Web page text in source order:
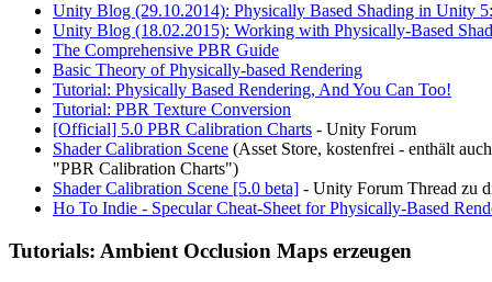
Unity Blog (29.10.2014): Physically Based Shading in Unity
Unity Blog (18.02.2015): Working with Physically-Based
The Comprehensive PBR Guide
Basic Theory of Physically-based Rendering
Tutorial: Physically Based Rendering, And You Can Too!
Tutorial: PBR Texture Conversion
[Official] 5.0 PBR Calibration Charts - Unity Forum
Shader Calibration Scene (Asset Store, kostenfrei - enthält
"PBR Calibration Charts")
Shader Calibration Scene [5.0 beta] - Unity Forum Thread zu
Ho To Indie - Specular Cheat-Sheet for Physically-Based
Tutorials: Ambient Occlusion Maps erzeugen